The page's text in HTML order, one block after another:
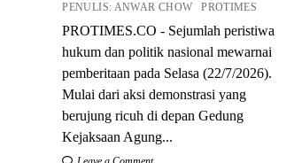
PENULIS: ANWAR CHOW PROTIMES
PROTIMES.CO - Sejumlah peristiwa
hukum dan politik nasional mewarnai
pemberitaan pada Selasa (22/7/2026).
Mulai dari aksi demonstrasi yang
berujung ricuh di depan Gedung
Kejaksaan Agung...